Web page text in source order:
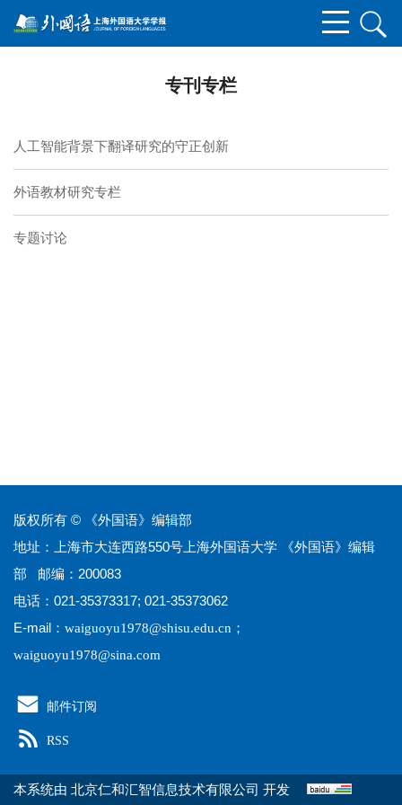
专刊专栏
人工智能背景下翻译研究的守正创新
外语教材研究专栏
专题讨论
版权所有 © 《外国语》编辑部
地址：上海市大连西路550号上海外国语大学 《外国语》编辑
部 邮编：200083
电话：021-35373317; 021-35373062
E-mail： waiguoyu1978@shisu.edu.cn ；
waiguoyu1978@sina.com
邮件订阅
RSS
本系统由 北京仁和汇智信息技术有限公司 开发